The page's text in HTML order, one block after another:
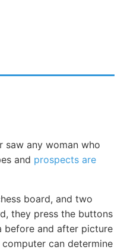
saw any woman who
and prospects are
board, and two
they press the buttons
before and after picture
can determine